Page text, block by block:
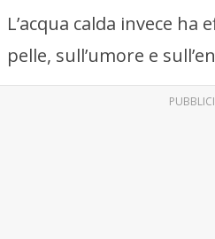
L’acqua calda invece
pelle, sull’umore e